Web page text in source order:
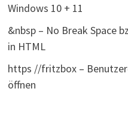
Windows 10 + 11
&nbsp – No Break Space
in HTML
https //fritzbox –
öffnen